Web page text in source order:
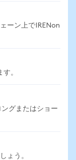
ーン上でIRENon
。
グまたはショー
ょう。